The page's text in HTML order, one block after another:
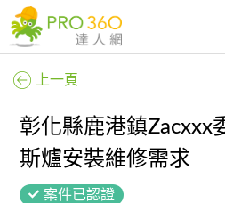
上一頁
彰化縣鹿港鎮Zacxxx
斯爐安裝維修需求
案件已認證